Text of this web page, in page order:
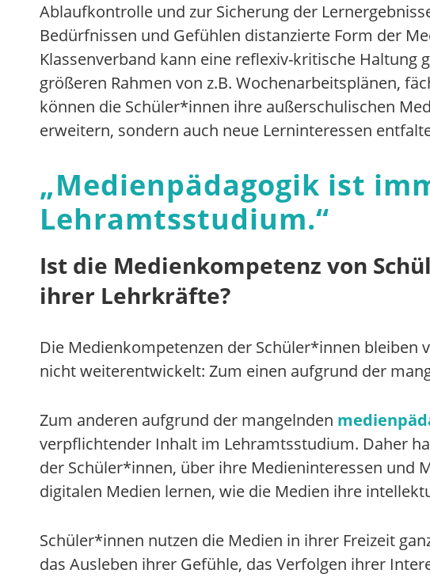
Ablaufkontrolle und zur Sicherung der
Bedürfnissen und Gefühlen distanzierte Form der
Klassenverband kann eine reflexiv-kritische
größeren Rahmen von z.B. Wochenarbeitsplänen,
können die Schüler*innen ihre außerschulischen
erweitern, sondern auch neue Lerninteressen
„Medienpädagogik ist
Lehramtsstudium.“
Ist die Medienkompetenz von
ihrer Lehrkräfte?
Die Medienkompetenzen der Schüler*innen
nicht weiterentwickelt: Zum einen aufgrund der
Zum anderen aufgrund der mangelnden
verpflichtender Inhalt im Lehramtsstudium. Daher
der Schüler*innen, über ihre Medieninteressen und
digitalen Medien lernen, wie die Medien ihre
Schüler*innen nutzen die Medien in ihrer Freizeit
das Ausleben ihrer Gefühle, das Verfolgen ihrer